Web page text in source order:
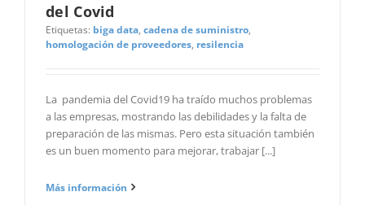
del Covid
Etiquetas: biga data, cadena de suministro,
homologación de proveedores, resilencia
La pandemia del Covid19 ha traído muchos problemas
a las empresas, mostrando las debilidades y la falta de
preparación de las mismas. Pero esta situación también
es un buen momento para mejorar, trabajar [...]
Más información